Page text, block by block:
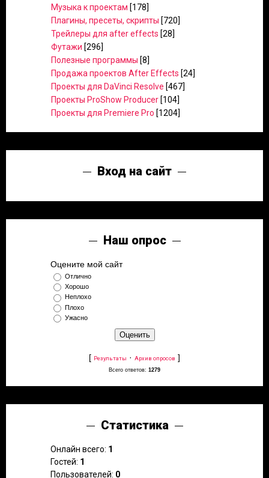
Музыка к проектам [178]
Плагины, пресеты, скрипты [720]
Трейлеры для after effects [28]
Футажи [296]
Полезные программы [8]
Продажа проектов After Effects [24]
Проекты для DaVinci Resolve [467]
Проекты ProShow Producer [104]
Проекты для Premiere Pro [1204]
Вход на сайт
Наш опрос
Оцените мой сайт
Отлично
Хорошо
Неплохо
Плохо
Ужасно
[ Результаты · Архив опросов ]
Всего ответов: 1279
Статистика
Онлайн всего: 1
Гостей: 1
Пользователей: 0